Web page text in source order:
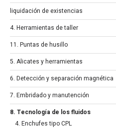
liquidación de existencias
4. Herramientas de taller
11. Puntas de husillo
5. Alicates y herramientas
6. Detección y separación magnética
7. Embridado y manutención
8. Tecnología de los fluidos
4. Enchufes tipo CPL